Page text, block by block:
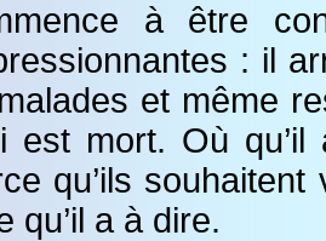
à être
: il
et même
est mort. Où
qu’ils souhaitent
qu’il a à dire.